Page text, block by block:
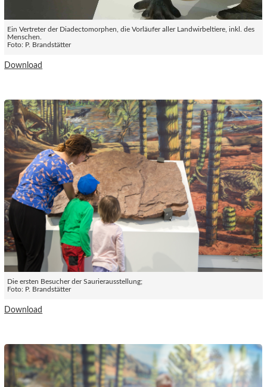
Ein Vertreter der Diadectomorphen, die Vorläufer aller Landwirbeltiere, inkl. des
Menschen.
Foto: P. Brandstätter
Download
Die ersten Besucher der Saurierausstellung;
Foto: P. Brandstätter
Download